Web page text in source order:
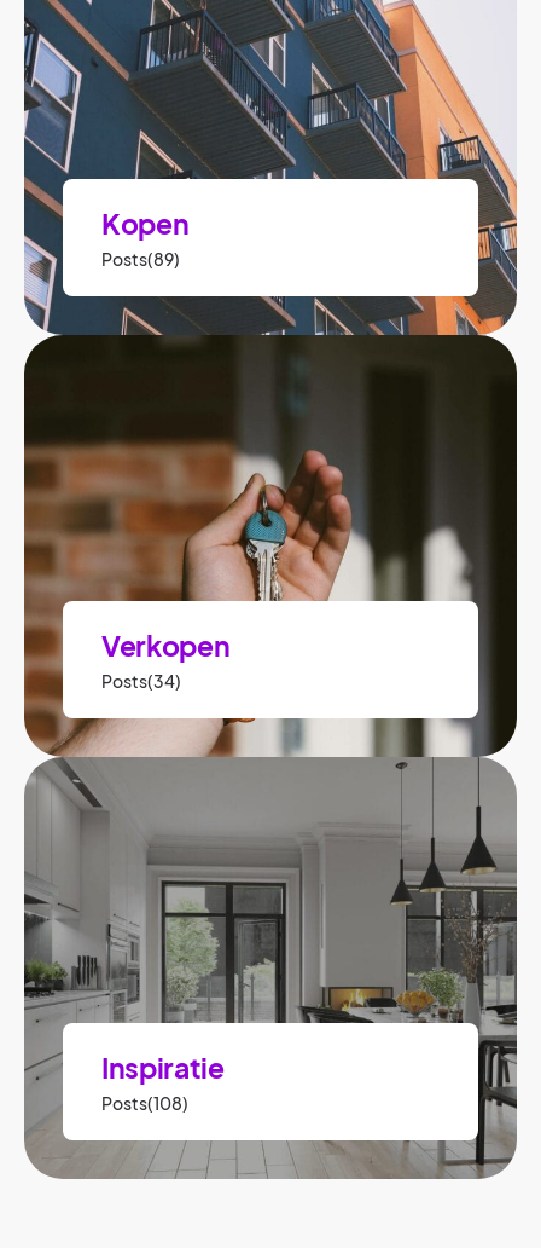
Kopen
Posts(89)
Verkopen
Posts(34)
Inspiratie
Posts(108)